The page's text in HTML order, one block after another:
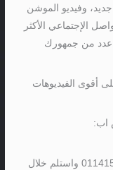
وفيديو الموشن
الإجتماعي الأكثر
عدد من جمهورك
الفيديوهات
اب:
او على الارقام التالية: 01017421724 /01141501660 واستلم خلال